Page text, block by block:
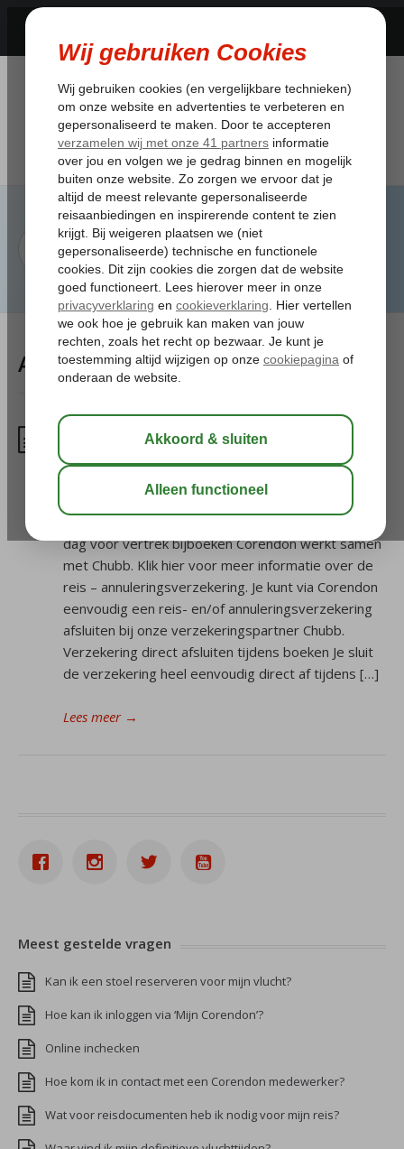
Artikelen Tagged:medische kosten
Waar kan ik een verzekering
voor mijn reis afsluiten?
Een annuleringsverzekering kun je tot 7 dagen na
dag vóór vertrek bijboeken Corendon werkt samen
met Chubb. Klik hier voor meer informatie over de
reis – annuleringsverzekering. Je kunt via Corendon
eenvoudig een reis- en/of annuleringsverzekering
afsluiten bij onze verzekeringspartner Chubb.
Verzekering direct afsluiten tijdens boeken Je sluit
de verzekering heel eenvoudig direct af tijdens […]
Lees meer→
Meest gestelde vragen
Kan ik een stoel reserveren voor mijn vlucht?
Hoe kan ik inloggen via ‘Mijn Corendon’?
Online inchecken
Hoe kom ik in contact met een Corendon medewerker?
Wat voor reisdocumenten heb ik nodig voor mijn reis?